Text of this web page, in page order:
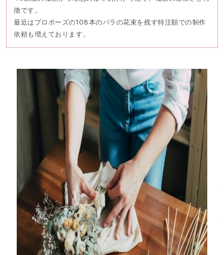
徴です。
最近はプロポーズの108本のバラの花束を残す特注額での制作
依頼も増えております。